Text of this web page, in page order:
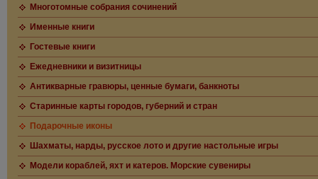
Многотомные собрания сочинений
Именные книги
Гостевые книги
Ежедневники и визитницы
Антикварные гравюры, ценные бумаги, банкноты
Старинные карты городов, губерний и стран
Подарочные иконы
Шахматы, нарды, русское лото и другие настольные игры
Модели кораблей, яхт и катеров. Морские сувениры